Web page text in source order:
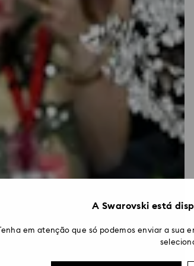
A Swarovski está
Tenha em atenção que só podemos enviar a sua